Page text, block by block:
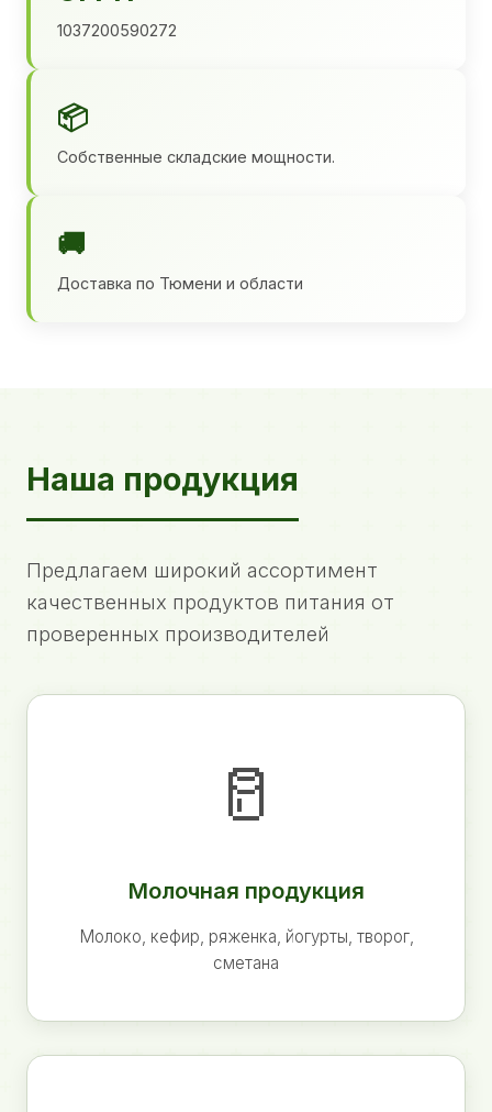
1037200590272
📦
Собственные складские мощности.
🚚
Доставка по Тюмени и области
Наша продукция
Предлагаем широкий ассортимент
качественных продуктов питания от
проверенных производителей
🥛
Молочная продукция
Молоко, кефир, ряженка, йогурты, творог,
сметана